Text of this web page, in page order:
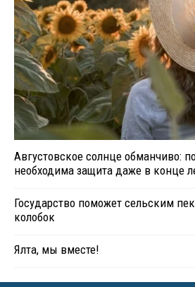
Августовское солнце обманчиво:
необходима защита даже в конце
Государство поможет сельским
колобок
Ялта, мы вместе!